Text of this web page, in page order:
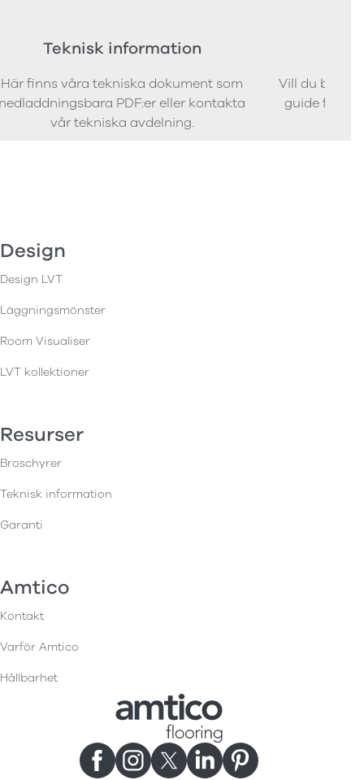
Teknisk information
Här finns våra tekniska dokument som
PDF:er eller kontakta
vår tekniska avdelning.
Vill du
guide för
Design
Design LVT
Läggningsmönster
Room Visualiser
LVT kollektioner
Resurser
Broschyrer
Teknisk information
Garanti
Amtico
Kontakt
Varför Amtico
Hållbarhet